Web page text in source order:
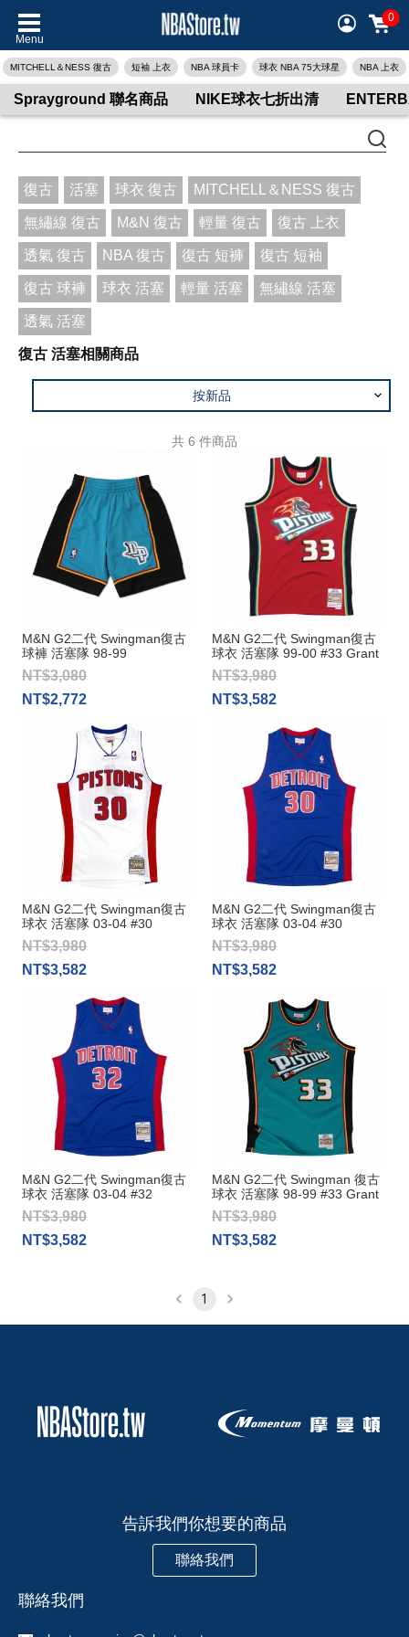
Menu
0
MITCHELL＆NESS 復古 短袖 上衣 NBA 球員卡 球衣 NBA 75大球星 NBA 上衣
Sprayground 聯名商品 NIKE球衣七折出清
復古 活塞 球衣 復古 MITCHELL＆NESS 復古
無繡線 復古 M&N 復古 輕量 復古 復古 上衣
透氣 復古 NBA 復古 復古 短褲 復古 短袖
復古 球褲 球衣 活塞 輕量 活塞 無繡線 活塞
透氣 活塞
復古 活塞相關商品
按新品
共 6 件商品
M&N G2二代 Swingman復古
球褲 活塞隊 98-99
NT$3,080
NT$2,772
M&N G2二代 Swingman復古
球衣 活塞隊 99-00 #33 Grant
Hill
NT$3,980
NT$3,582
M&N G2二代 Swingman復古
球衣 活塞隊 03-04 #30
Rasheed Wallace
NT$3,980
NT$3,582
M&N G2二代 Swingman復古
球衣 活塞隊 03-04 #30
Rasheed Wallace
NT$3,980
NT$3,582
M&N G2二代 Swingman復古
球衣 活塞隊 03-04 #32
Richard Hamilton
NT$3,980
NT$3,582
M&N G2二代 Swingman 復古
球衣 活塞隊 98-99 #33 Grant
Hill
NT$3,980
NT$3,582
1
告訴我們你想要的商品
聯絡我們
聯絡我們